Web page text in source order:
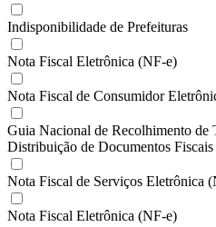
Indisponibilidade de Prefeituras
Nota Fiscal Eletrônica (NF-e)
Nota Fiscal de Consumidor
Guia Nacional de Recolhimento de
Distribuição de Documentos Fiscais
Nota Fiscal de Serviços Eletrônica
Nota Fiscal Eletrônica (NF-e)